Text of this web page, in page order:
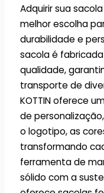
Adquirir sua
melhor escolha
durabilidade e
sacola é
qualidade,
transporte de
KOTTIN oferece
de
o logotipo, as
transformando
ferramenta de
sólido com a